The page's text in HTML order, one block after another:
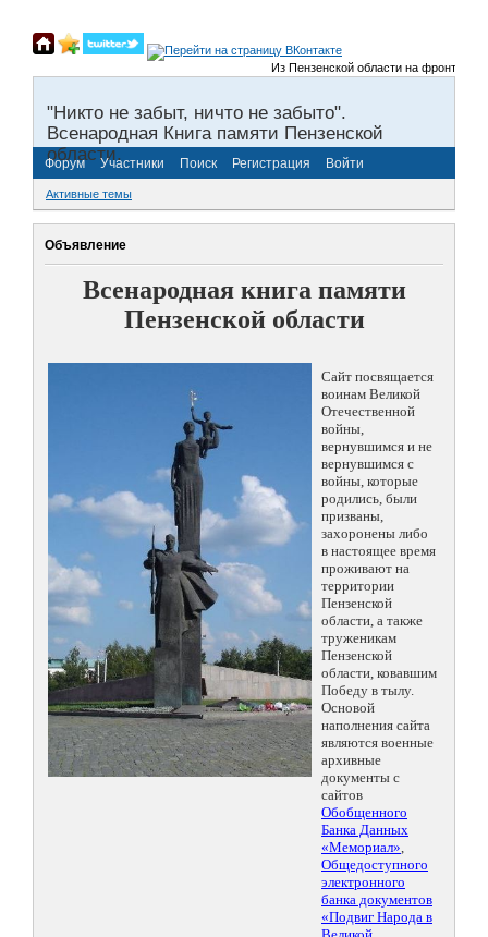
Из Пензенской области на фронты
"Никто не забыт, ничто не забыто".
Всенародная Книга памяти Пензенской
области.
Форум Участники Поиск Регистрация Войти
Активные темы
Объявление
Всенародная книга памяти
Пензенской области
Сайт посвящается
воинам Великой
Отечественной
войны,
вернувшимся и не
вернувшимся с
войны, которые
родились, были
призваны,
захоронены либо
в настоящее время
проживают на
территории
Пензенской
области, а также
труженикам
Пензенской
области, ковавшим
Победу в тылу.
Основой
наполнения сайта
являются военные
архивные
документы с
сайтов
Обобщенного
Банка Данных
«Мемориал»,
Общедоступного
электронного
банка документов
«Подвиг Народа в